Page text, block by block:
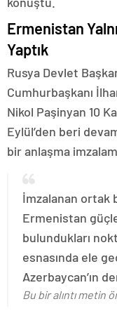
Ermenistan
Yaptık
Rusya Devlet
Cumhurbaşkanı
Nikol Paşinyan 10
Eylül’den beri
bir anlaşma
İmzalanan ortak
Ermenistan
bulundukları
esnasında ele
Azerbaycan’ın
Bu bir alıntı metin